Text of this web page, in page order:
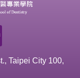
Taipei City 100,